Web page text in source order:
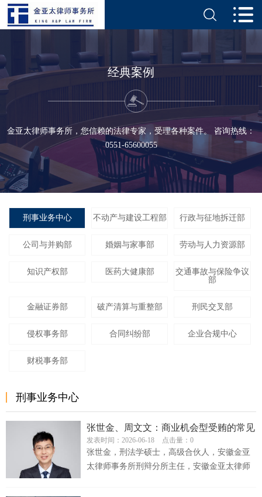
经典案例
金亚太律师事务所，您信赖的法律专家，受理各种案件。 咨询热线：
0551-65600055
刑事业务中心 不动产与建设工程部 行政与征地拆迁部
公司与并购部 婚姻与家事部 劳动与人力资源部
知识产权部 医药大健康部
交通事故与保险争议
部
金融证券部 破产清算与重整部 刑民交叉部
侵权事务部 合同纠纷部 企业合规中心
财税事务部
刑事业务中心
张世金、周文文：商业机会型受贿的常见
类型及辩护要点
发表时间：2026-06-18 点击量：0
张世金，刑法学硕士，高级合伙人，安徽金亚
太律师事务所刑辩分所主任，安徽金亚太律师